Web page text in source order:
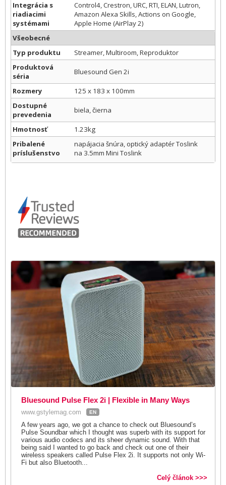
Integrácia s
riadiacimi
systémami
Control4, Crestron, URC, RTI, ELAN, Lutron,
Amazon Alexa Skills, Actions on Google,
Apple Home (AirPlay 2)
Všeobecné
Typ produktu
Streamer, Multiroom, Reproduktor
Produktová
séria
Bluesound Gen 2i
Rozmery
125 x 183 x 100mm
Dostupné
prevedenia
biela, čierna
Hmotnosť
1.23kg
Pribalené
príslušenstvo
napájacia šnúra, optický adaptér Toslink
na 3.5mm Mini Toslink
Bluesound Pulse Flex 2i | Flexible in Many Ways
www.gstylemag.com EN
A few years ago, we got a chance to check out Bluesound’s
Pulse Soundbar which I thought was superb with its support for
various audio codecs and its sheer dynamic sound. With that
being said I wanted to go back and check out one of their
wireless speakers called Pulse Flex 2i. It supports not only Wi-
Fi but also Bluetooth...
Celý článok >>>